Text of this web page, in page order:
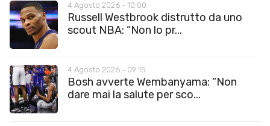
4 Agosto 2026 - 10:00
Russell Westbrook distrutto da uno
scout NBA: “Non lo pr...
4 Agosto 2026 - 09:15
Bosh avverte Wembanyama: “Non
dare mai la salute per sco...